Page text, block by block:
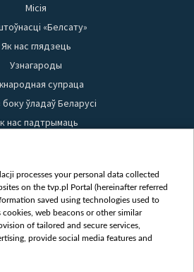
Місія
«Белсату»
Як нас глядзець
Узнагароды
супраца
боку ўладаў Беларусі
нас падтрымаць
матэрыялаў
Бяспека
Youtube
Белсат news
Белсат Shorts
processes your personal data collected
on the tvp.pl Portal (hereinafter referred
saved using technologies used to
web beacons or other similar
of tailored and secure services,
provide social media features and